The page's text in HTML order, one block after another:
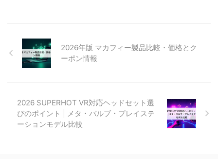
2026年版 マカフィー製品比較・価格とク
ーポン情報
2026 SUPERHOT VR対応ヘッドセット選
びのポイント | メタ・バルブ・プレイステ
ーションモデル比較